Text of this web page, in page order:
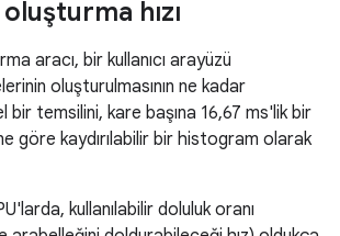
hızı
aracı, bir kullanıcı arayüzü
oluşturulmasının ne kadar
bir temsilini, kare başına 16,67 ms'lik bir
göre kaydırılabilir bir histogram olarak
kullanılabilir doluluk oranı